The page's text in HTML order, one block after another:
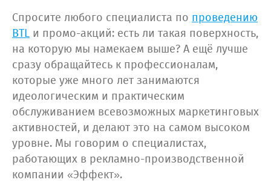
Спросите любого специалиста по проведению
BTL и промо-акций: есть ли такая поверхность,
на которую мы намекаем выше? А ещё лучше
сразу обращайтесь к профессионалам,
которые уже много лет занимаются
идеологическим и практическим
обслуживанием всевозможных маркетинговых
активностей, и делают это на самом высоком
уровне. Мы говорим о специалистах,
работающих в рекламно-производственной
компании «Эффект».